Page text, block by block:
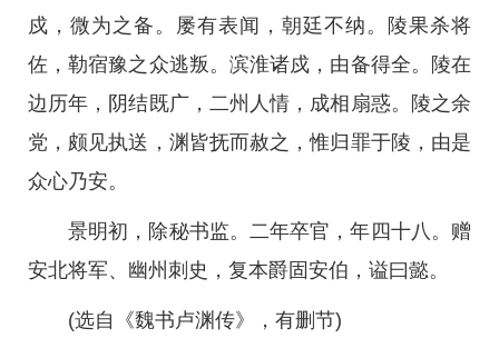
戍，微为之备。屡有表闻，朝廷不纳。陵果杀将
佐，勒宿豫之众逃叛。滨淮诸戍，由备得全。陵在
边历年，阴结既广，二州人情，成相扇惑。陵之余
党，颇见执送，渊皆抚而赦之，惟归罪于陵，由是
众心乃安。
景明初，除秘书监。二年卒官，年四十八。赠
安北将军、幽州刺史，复本爵固安伯，谥曰懿。
(选自《魏书卢渊传》，有删节)